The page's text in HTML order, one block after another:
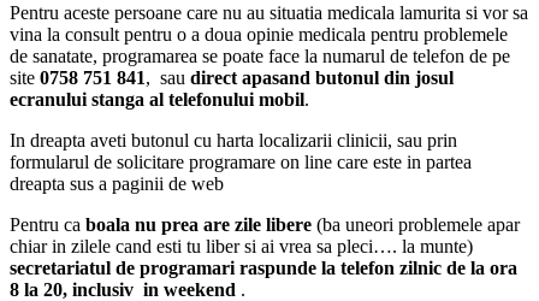
Pentru aceste persoane care nu au situatia medicala lamurita si vor sa
vina la consult pentru o a doua opinie medicala pentru problemele
de sanatate, programarea se poate face la numarul de telefon de pe
site 0758 751 841, sau direct apasand butonul din josul
ecranului stanga al telefonului mobil.
In dreapta aveti butonul cu harta localizarii clinicii, sau prin
formularul de solicitare programare on line care este in partea
dreapta sus a paginii de web
Pentru ca boala nu prea are zile libere (ba uneori problemele apar
chiar in zilele cand esti tu liber si ai vrea sa pleci…. la munte)
secretariatul de programari raspunde la telefon zilnic de la ora
8 la 20, inclusiv in weekend .